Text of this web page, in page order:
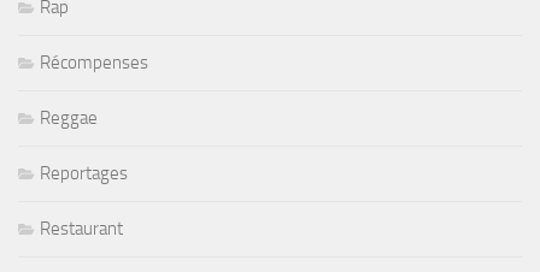
Rap
Récompenses
Reggae
Reportages
Restaurant